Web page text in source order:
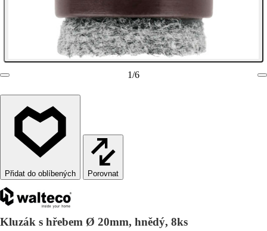
1/6
Porovnat
Kluzák s hřebem Ø 20mm, hnědý, 8ks